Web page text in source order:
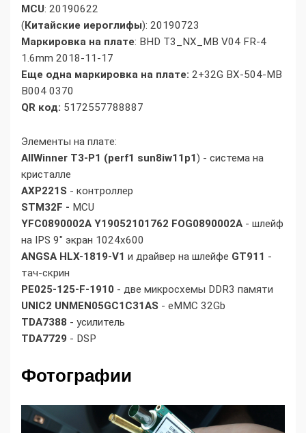
MCU: 20190622
(Китайские иероглифы): 20190723
Маркировка на плате: BHD T3_NX_MB V04 FR-4
1.6mm 2018-11-17
Еще одна маркировка на плате: 2+32G BX-504-MB
B004 0370
QR код: 5172557788887
Элементы на плате:
AllWinner T3-P1 (perf1 sun8iw11p1) - система на
кристалле
AXP221S - контроллер
STM32F - MCU
YFC0890002A Y19052101762 FOG0890002A - шлейф
на IPS 9" экран 1024х600
ANGSA HLX-1819-V1 и драйвер на шлейфе GT911 -
тач-скрин
PE025-125-F-1910 - две микросхемы DDR3 памяти
UNIC2 UNMEN05GC1C31AS - eMMC 32Gb
TDA7388 - усилитель
TDA7729 - DSP
Фотографии